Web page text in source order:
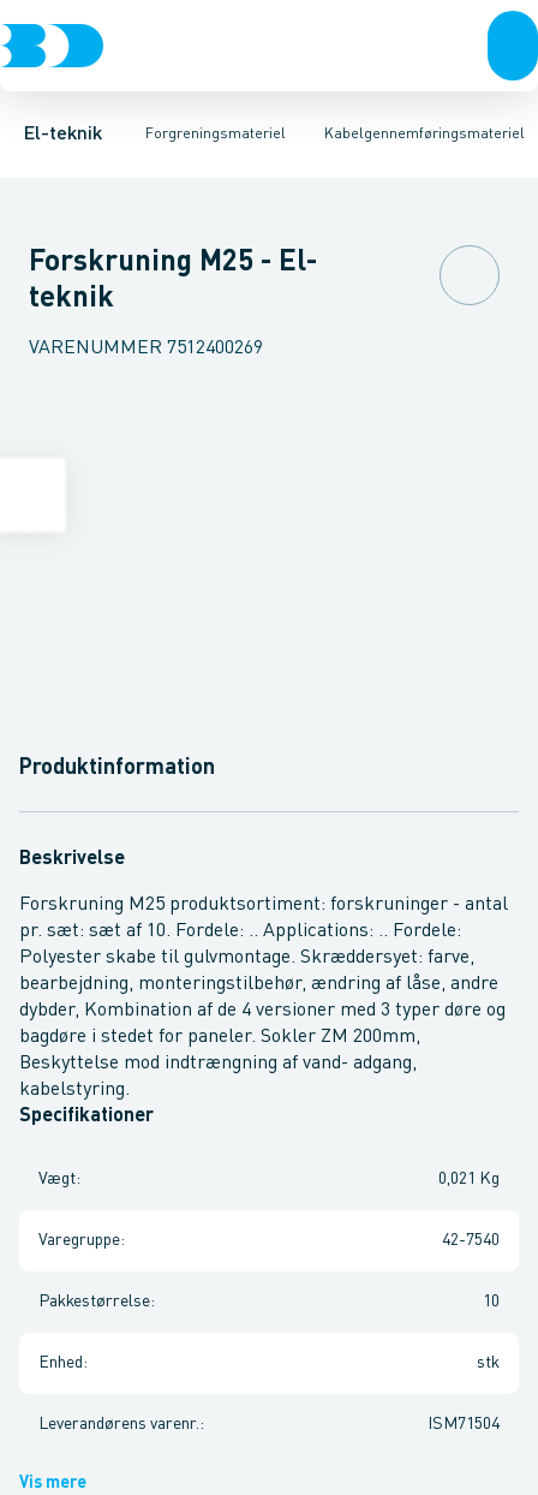
El-teknik Forgreningsmateriel
Afbrydere, stikkontakter & lampeudtagForgreningsmateriel
Kabelgennemføringsmateriel
KabelgennemføringsmaterielRækkeklemmerTilslutning og
KabelforskruningMembrannippel BlindpropMøtrik til
Forskruning M25 - El-
teknik
VARENUMMER 7512400269
Produktinformation
Beskrivelse
Forskruning M25 produktsortiment: forskruninger - antal
pr. sæt: sæt af 10. Fordele: .. Applications: .. Fordele:
Polyester skabe til gulvmontage. Skræddersyet: farve,
bearbejdning, monteringstilbehør, ændring af låse, andre
dybder, Kombination af de 4 versioner med 3 typer døre og
bagdøre i stedet for paneler. Sokler ZM 200mm,
Beskyttelse mod indtrængning af vand- adgang,
kabelstyring.
Specifikationer
Vægt: 0,021 Kg
Varegruppe: 42-7540
Pakkestørrelse: 10
Enhed : stk
Leverandørens varenr. : ISM71504
Vis mere